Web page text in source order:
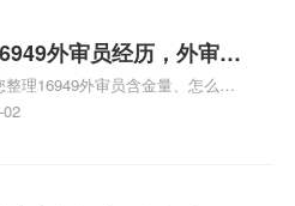
外审员经历，外审员
整理16949外审员含金量、怎么才
的TS16949:2009的外审员、我